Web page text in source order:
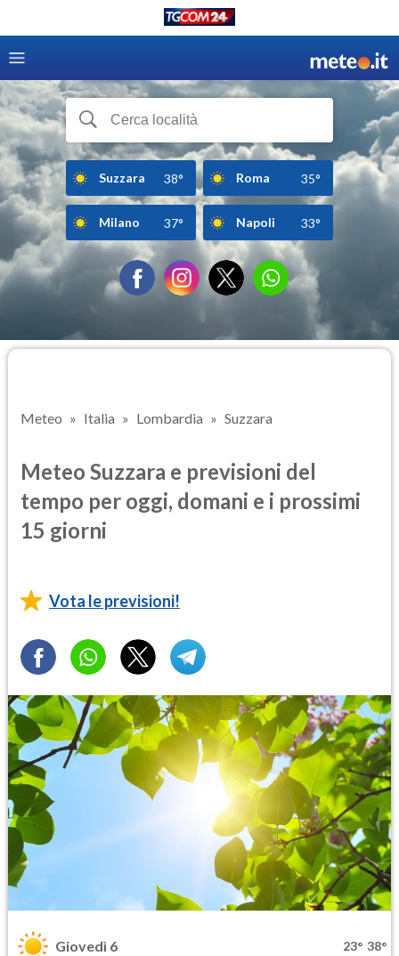
Suzzara 38° Roma 35°
Milano 37° Napoli 33°
Meteo Italia Lombardia Suzzara
Meteo Suzzara e previsioni del
tempo per oggi, domani e i prossimi
15 giorni
Vota le previsioni!
Giovedì 6 23° 38°